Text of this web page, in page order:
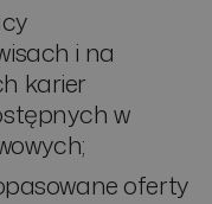
i na
karier
w
oferty